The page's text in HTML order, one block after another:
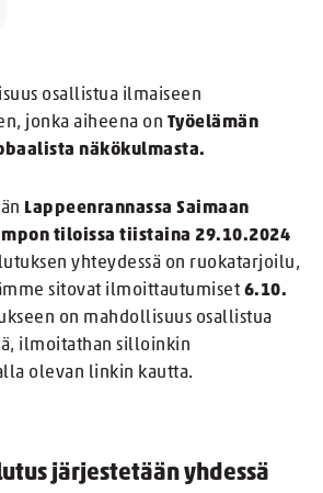
osallistua ilmaiseen
jonka aiheena on Työelämän
näkökulmasta.
Lappeenrannassa Saimaan
tiloissa tiistaina 29.10.2024
yhteydessä on ruokatarjoilu,
sitovat ilmoittautumiset 6.10.
on mahdollisuus osallistua
ilmoitathan silloinkin
olevan linkin kautta.
järjestetään yhdessä